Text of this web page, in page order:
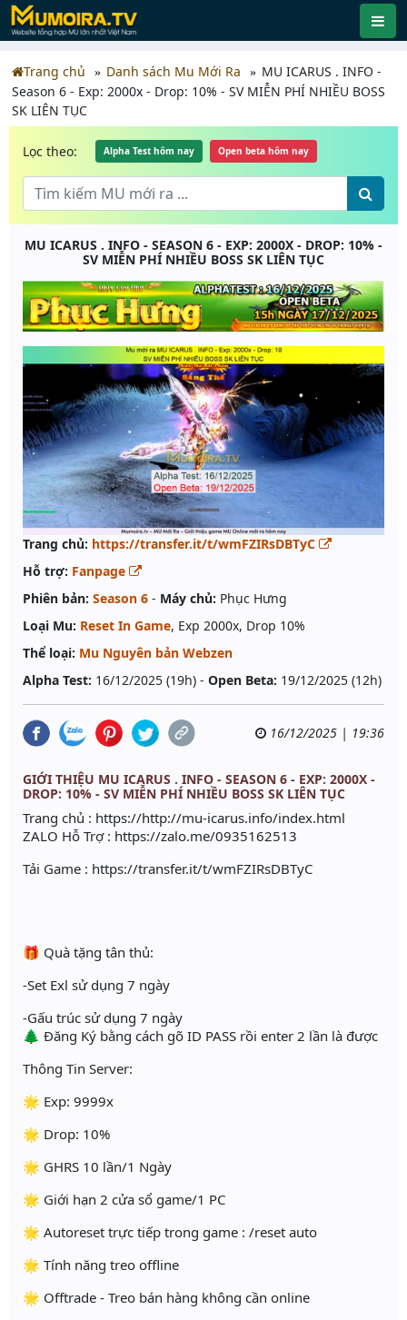
Trang chủ Danh sách Mu Mới Ra
MU ICARUS . INFO -
Season 6 - Exp: 2000x - Drop: 10% - SV MIỄN PHÍ NHIỀU BOSS
SK LIÊN TỤC
Lọc theo: Alpha Test hôm nay Open beta hôm nay
MU ICARUS . INFO - SEASON 6 - EXP: 2000X - DROP: 10% -
SV MIỄN PHÍ NHIỀU BOSS SK LIÊN TỤC
Trang chủ: https://transfer.it/t/wmFZIRsDBTyC
Hỗ trợ: Fanpage
Phiên bản: Season 6 - Máy chủ: Phục Hưng
Loại Mu: Reset In Game, Exp 2000x, Drop 10%
Thể loại: Mu Nguyên bản Webzen
Alpha Test: 16/12/2025 (19h) - Open Beta: 19/12/2025 (12h)
16/12/2025 | 19:36
GIỚI THIỆU MU ICARUS . INFO - SEASON 6 - EXP: 2000X -
DROP: 10% - SV MIỄN PHÍ NHIỀU BOSS SK LIÊN TỤC
Trang chủ : https://http://mu-icarus.info/index.html
ZALO Hỗ Trợ : https://zalo.me/0935162513
Tải Game : https://transfer.it/t/wmFZIRsDBTyC
🎁 Quà tặng tân thủ:
-Set Exl sử dụng 7 ngày
-Gấu trúc sử dụng 7 ngày
🌲 Đăng Ký bằng cách gõ ID PASS rồi enter 2 lần là được
Thông Tin Server:
🌟 Exp: 9999x
🌟 Drop: 10%
🌟 GHRS 10 lần/1 Ngày
🌟 Giới hạn 2 cửa sổ game/1 PC
🌟 Autoreset trực tiếp trong game : /reset auto
🌟 Tính năng treo offline
🌟 Offtrade - Treo bán hàng không cần online